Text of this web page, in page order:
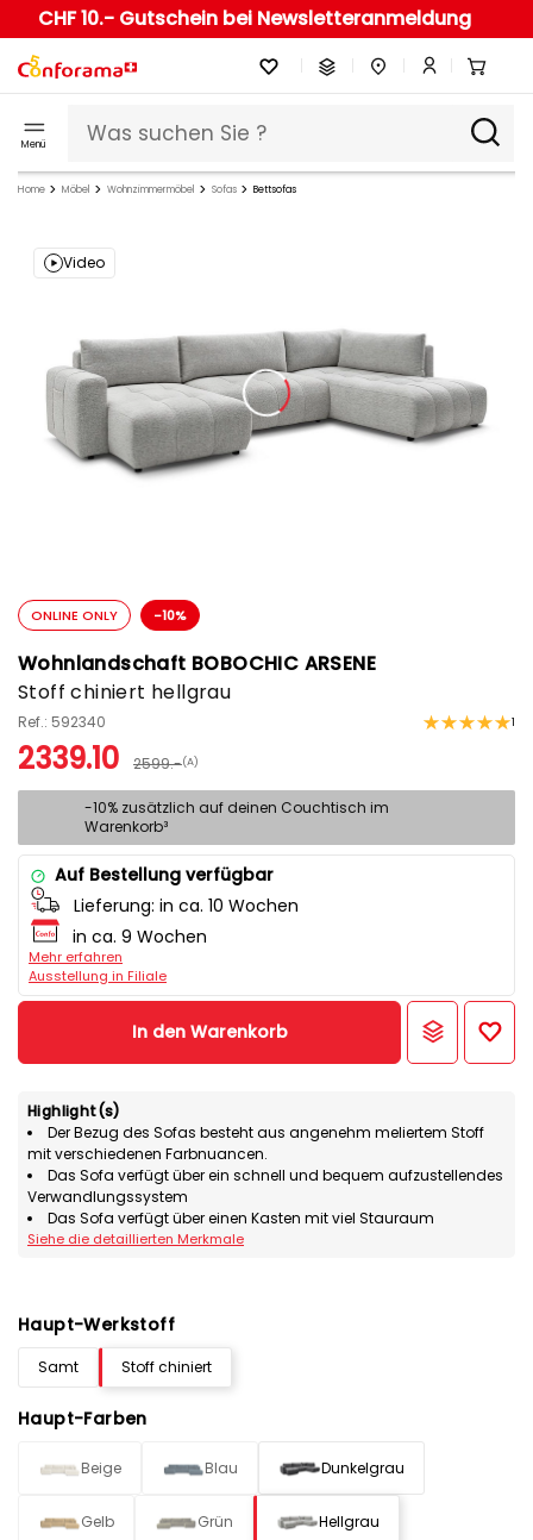
CHF 10.- Gutschein bei Newsletteranmeldung
Menü
Home Möbel Wohnzimmermöbel Sofas Bettsofas
Video
ONLINE ONLY -10%
Wohnlandschaft BOBOCHIC ARSENE
Stoff chiniert hellgrau
Ref.: 592340 1
2339.10 2599.-(A)
-10% zusätzlich auf deinen Couchtisch im
Warenkorb³
Auf Bestellung verfügbar
Lieferung: in ca. 10 Wochen
in ca. 9 Wochen
Mehr erfahren
Ausstellung in Filiale
In den Warenkorb
Highlight(s)
Der Bezug des Sofas besteht aus angenehm meliertem Stoff
mit verschiedenen Farbnuancen.
Das Sofa verfügt über ein schnell und bequem aufzustellendes
Verwandlungssystem
Das Sofa verfügt über einen Kasten mit viel Stauraum
Siehe die detaillierten Merkmale
Haupt-Werkstoff
Samt Stoff chiniert
Haupt-Farben
Beige Blau Dunkelgrau
Gelb Grün Hellgrau